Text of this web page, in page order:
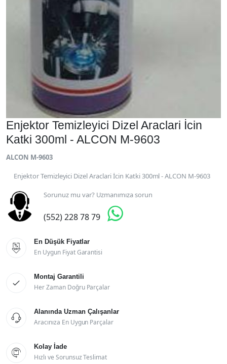
Enjektor Temizleyici Dizel Araclari İcin
Katki 300ml - ALCON M-9603
ALCON M-9603
Enjektor Temizleyici Dizel Araclari İcin Katki 300ml - ALCON M-9603
Sorunuz mu var? Uzmanımıza sorun
(552) 228 78 79 

En Düşük Fiyatlar
En Uygun Fiyat Garantisi

Montaj Garantili
Her Zaman Doğru Parçalar

Alanında Uzman Çalışanlar
Aracınıza En Uygun Parçalar

Kolay İade
Hızlı ve Sorunsuz Teslimat